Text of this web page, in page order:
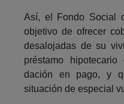
Así, el Fondo Social
objetivo de ofrecer
desalojadas de su
préstamo
dación en pago, y
situación de especial